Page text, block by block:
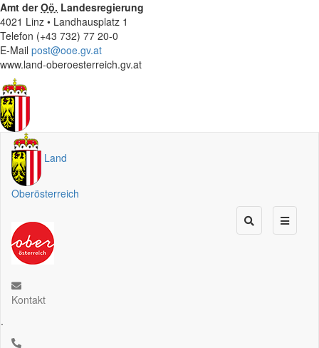
Amt derOö. Landesregierung
4021 Linz • Landhausplatz 1
Telefon (+43 732) 77 20-0
E-Mail post@ooe.gv.at
www.land-oberoesterreich.gv.at
Land
Oberösterreich
Kontakt
.